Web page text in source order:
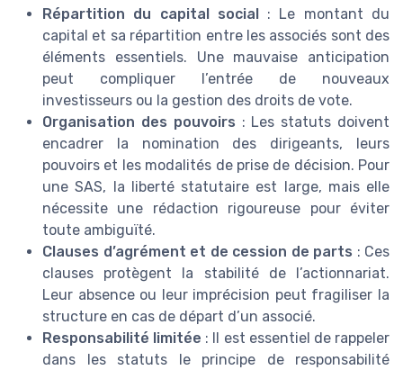
Répartition du capital social: Le montant du
capital et sa répartition entre les associés sont des
éléments essentiels. Une mauvaise anticipation
peut compliquer l’entrée de nouveaux
investisseurs ou la gestion des droits de vote.
Organisation des pouvoirs : Les statuts doivent
encadrer la nomination des dirigeants, leurs
pouvoirs et les modalités de prise de décision. Pour
une SAS, la liberté statutaire est large, mais elle
nécessite une rédaction rigoureuse pour éviter
toute ambiguïté.
Clauses d’agrément et de cession de parts : Ces
clauses protègent la stabilité de l’actionnariat.
Leur absence ou leur imprécision peut fragiliser la
structure en cas de départ d’un associé.
Responsabilité limitée : Il est essentiel de rappeler
dans les statuts le principe de responsabilité